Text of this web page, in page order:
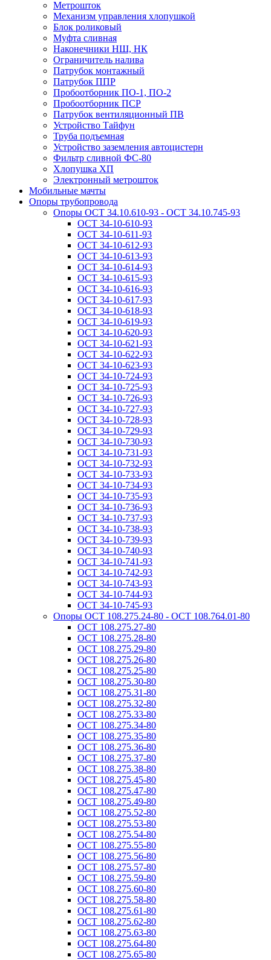
Метрошток
Механизм управления хлопушкой
Блок роликовый
Муфта сливная
Наконечники НШ, НК
Ограничитель налива
Патрубок монтажный
Патрубок ППР
Пробоотборник ПО-1, ПО-2
Пробоотборник ПСР
Патрубок вентиляционный ПВ
Устройство Тайфун
Труба подъемная
Устройство заземления автоцистерн
Фильтр сливной ФС-80
Хлопушка ХП
Электронный метрошток
Мобильные мачты
Опоры трубопровода
Опоры ОСТ 34.10.610-93 - ОСТ 34.10.745-93
ОСТ 34-10-610-93
ОСТ 34-10-611-93
ОСТ 34-10-612-93
ОСТ 34-10-613-93
ОСТ 34-10-614-93
ОСТ 34-10-615-93
ОСТ 34-10-616-93
ОСТ 34-10-617-93
ОСТ 34-10-618-93
ОСТ 34-10-619-93
ОСТ 34-10-620-93
ОСТ 34-10-621-93
ОСТ 34-10-622-93
ОСТ 34-10-623-93
ОСТ 34-10-724-93
ОСТ 34-10-725-93
ОСТ 34-10-726-93
ОСТ 34-10-727-93
ОСТ 34-10-728-93
ОСТ 34-10-729-93
ОСТ 34-10-730-93
ОСТ 34-10-731-93
ОСТ 34-10-732-93
ОСТ 34-10-733-93
ОСТ 34-10-734-93
ОСТ 34-10-735-93
ОСТ 34-10-736-93
ОСТ 34-10-737-93
ОСТ 34-10-738-93
ОСТ 34-10-739-93
ОСТ 34-10-740-93
ОСТ 34-10-741-93
ОСТ 34-10-742-93
ОСТ 34-10-743-93
ОСТ 34-10-744-93
ОСТ 34-10-745-93
Опоры ОСТ 108.275.24-80 - ОСТ 108.764.01-80
ОСТ 108.275.27-80
ОСТ 108.275.28-80
ОСТ 108.275.29-80
ОСТ 108.275.26-80
ОСТ 108.275.25-80
ОСТ 108.275.30-80
ОСТ 108.275.31-80
ОСТ 108.275.32-80
ОСТ 108.275.33-80
ОСТ 108.275.34-80
ОСТ 108.275.35-80
ОСТ 108.275.36-80
ОСТ 108.275.37-80
ОСТ 108.275.38-80
ОСТ 108.275.45-80
ОСТ 108.275.47-80
ОСТ 108.275.49-80
ОСТ 108.275.52-80
ОСТ 108.275.53-80
ОСТ 108.275.54-80
ОСТ 108.275.55-80
ОСТ 108.275.56-80
ОСТ 108.275.57-80
ОСТ 108.275.59-80
ОСТ 108.275.60-80
ОСТ 108.275.58-80
ОСТ 108.275.61-80
ОСТ 108.275.62-80
ОСТ 108.275.63-80
ОСТ 108.275.64-80
ОСТ 108.275.65-80